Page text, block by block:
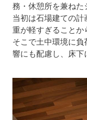
務・休憩所を兼ねた
当初は石場建ての
重が軽すぎることか
そこで土中環境に
響にも配慮し、床下